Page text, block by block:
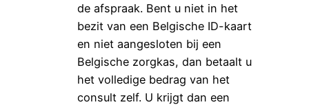
de afspraak. Bent u niet in het
bezit van een Belgische ID-kaart
en niet aangesloten bij een
Belgische zorgkas, dan betaalt u
het volledige bedrag van het
consult zelf. U krijgt dan een